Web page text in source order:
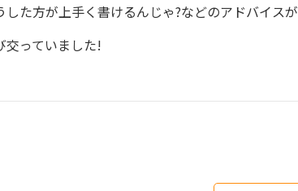
した方が上手く書けるんじゃ?などのアドバイスが
交っていました!